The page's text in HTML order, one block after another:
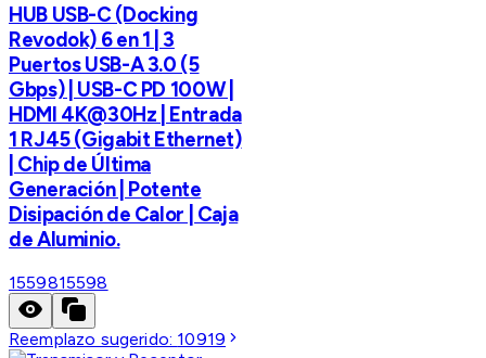
HUB USB-C (Docking
Revodok) 6 en 1 | 3
Puertos USB-A 3.0 (5
Gbps) | USB-C PD 100W |
HDMI 4K@30Hz | Entrada
1 RJ45 (Gigabit Ethernet)
| Chip de Última
Generación | Potente
Disipación de Calor | Caja
de Aluminio.
1559815598
Reemplazo sugerido: 10919